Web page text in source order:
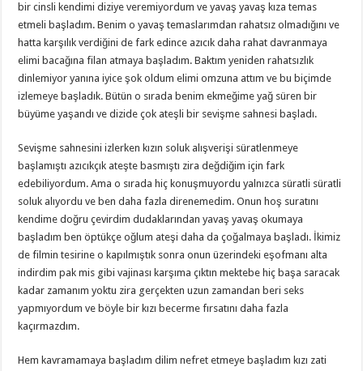
bir cinsli kendimi diziye veremiyordum ve yavaş yavaş kıza temas
etmeli başladım. Benim o yavaş temaslarımdan rahatsız olmadığını ve
hatta karşılık verdiğini de fark edince azıcık daha rahat davranmaya
elimi bacağına filan atmaya başladım. Baktım yeniden rahatsızlık
dinlemiyor yanına iyice şok oldum elimi omzuna attım ve bu biçimde
izlemeye başladık. Bütün o sırada benim ekmeğime yağ süren bir
büyüme yaşandı ve dizide çok ateşli bir sevişme sahnesi başladı.
Sevişme sahnesini izlerken kızın soluk alışverişi süratlenmeye
başlamıştı azıcıkçık ateşte basmıştı zira değdiğim için fark
edebiliyordum. Ama o sırada hiç konuşmuyordu yalnızca süratli süratli
soluk alıyordu ve ben daha fazla direnemedim. Onun hoş suratını
kendime doğru çevirdim dudaklarından yavaş yavaş okumaya
başladım ben öptükçe oğlum ateşi daha da çoğalmaya başladı. İkimiz
de filmin tesirine o kapılmıştık sonra onun üzerindeki eşofmanı alta
indirdim pak mis gibi vajinası karşıma çıktın mektebe hiç başa saracak
kadar zamanım yoktu zira gerçekten uzun zamandan beri seks
yapmıyordum ve böyle bir kızı becerme fırsatını daha fazla
kaçırmazdım.
Hem kavramamaya başladım dilim nefret etmeye başladım kızı zati